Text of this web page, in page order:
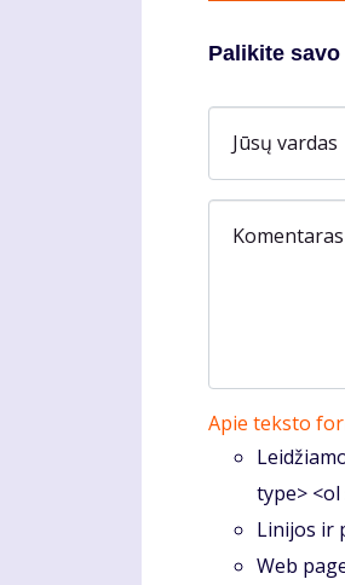
Palikite
Jūsų vardas
Komentaras
Apie teksto
type> <ol
Linijos ir
Web